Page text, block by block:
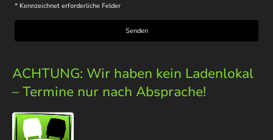
* Kennzeichnet erforderliche Felder
Senden
ACHTUNG: Wir haben kein Ladenlokal
– Termine nur nach Absprache!